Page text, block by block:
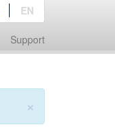
Support
EN
×